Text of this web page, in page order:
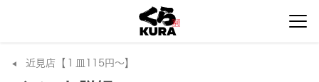
近見店【１皿115円～】